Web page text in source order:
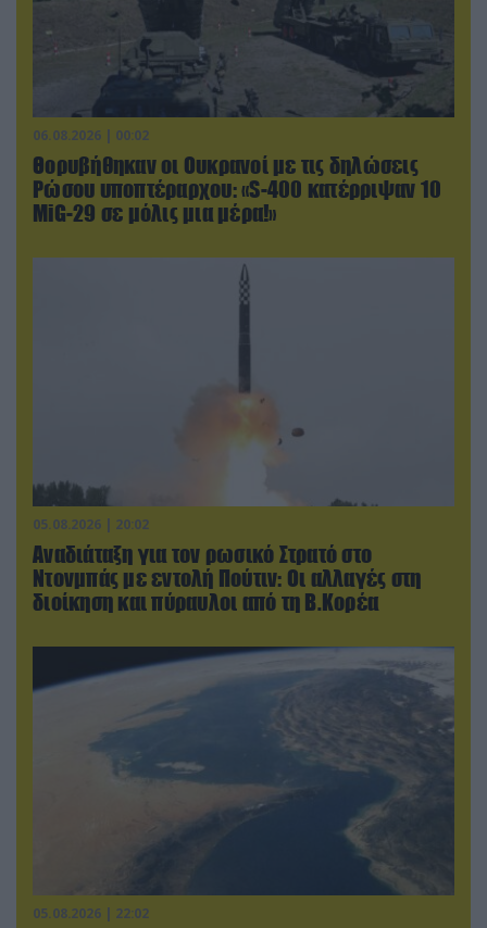
06.08.2026 | 00:02
Θορυβήθηκαν οι Ουκρανοί με τις δηλώσεις
Ρώσου υποπτέραρχου: «S-400 κατέρριψαν 10
MiG-29 σε μόλις μια μέρα!»
05.08.2026 | 20:02
Αναδιάταξη για τον ρωσικό Στρατό στο
Ντονμπάς με εντολή Πούτιν: Οι αλλαγές στη
διοίκηση και πύραυλοι από τη Β.Κορέα
05.08.2026 | 22:02